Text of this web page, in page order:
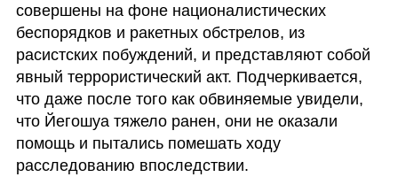
совершены на фоне националистических
беспорядков и ракетных обстрелов, из
расистских побуждений, и представляют собой
явный террористический акт. Подчеркивается,
что даже после того как обвиняемые увидели,
что Йегошуа тяжело ранен, они не оказали
помощь и пытались помешать ходу
расследованию впоследствии.